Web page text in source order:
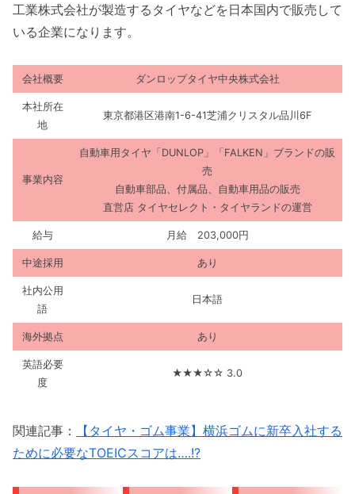
工業株式会社が製造するタイヤなどを日本国内で販売して
いる企業になります。
会社概要 ダンロップタイヤ中央株式会社
本社所在
地
東京都港区港南1-6-41芝浦クリスタル品川6F
事業内容
自動車用タイヤ「DUNLOP」「FALKEN」ブランドの販
売
自動車部品、付属品、自動車用品の販売
直営店 タイヤセレクト・タイヤランドの運営
給与 月給 203,000円
中途採用 あり
社内公用
語
日本語
海外拠点 あり
英語必要
度
★★★☆☆ 3.0
関連記事：
【タイヤ・ゴム事業】横浜ゴムに新卒入社する
ために必要なTOEICスコアは….!?